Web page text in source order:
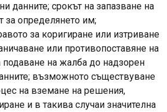
данните; срокът на запазване на
за определянето им;
за коригиране или изтриване
или противопоставяне на
подаване на жалба до надзорен
възможното съществуване
на вземане на решения,
и в такива случаи значителна